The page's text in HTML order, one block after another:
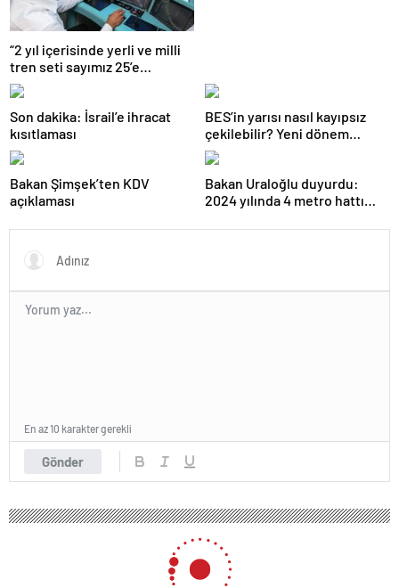
“2 yıl içerisinde yerli ve milli
tren seti sayımız 25’e
ulaşacak”
Son dakika: İsrail’e ihracat
kısıtlaması
BES’in yarısı nasıl kayıpsız
çekilebilir? Yeni dönem
temmuzda başlıyor, işte
şartlar…
Bakan Şimşek’ten KDV
açıklaması
Bakan Uraloğlu duyurdu:
2024 yılında 4 metro hattı
Gönder
En az 10 karakter gerekli